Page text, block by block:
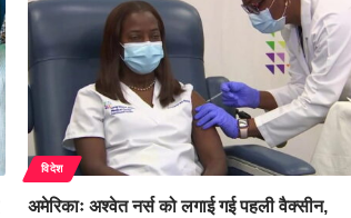
विदेश
अमेरिकाः अश्वेत नर्स को लगाई गई पहली वैक्सीन,